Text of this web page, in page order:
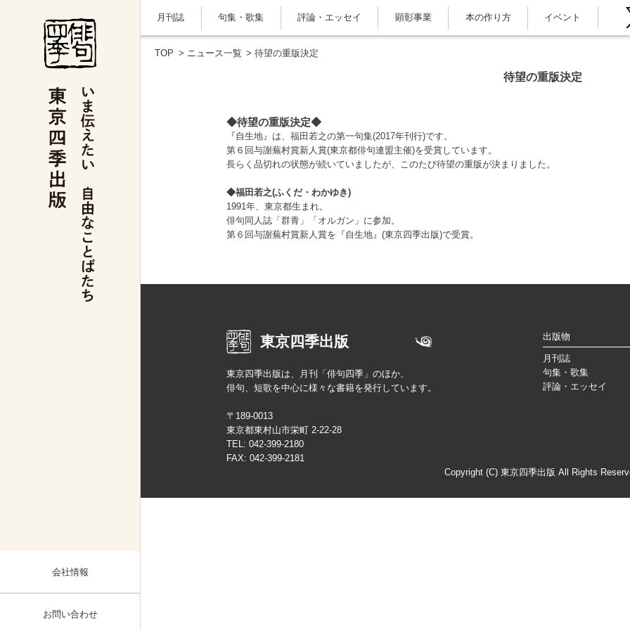
月刊誌 句集・歌集 評論・エッセイ 顕彰事業 本の作り方 イベント
会社情報
お問い合わせ
TOP > ニュース一覧 > 待望の重版決定
待望の重版決定
◆待望の重版決定◆
『自生地』は、福田若之の第一句集(2017年刊行)です。
第６回与謝蕪村賞新人賞(東京都俳句連盟主催)を受賞しています。
長らく品切れの状態が続いていましたが、このたび待望の重版が決まりました。
◆福田若之(ふくだ・わかゆき)
1991年、東京都生まれ。
俳句同人誌「群青」「オルガン」に参加。
第６回与謝蕪村賞新人賞を『自生地』(東京四季出版)で受賞。
東京四季出版
東京四季出版は、月刊「俳句四季」のほか、
俳句、短歌を中心に様々な書籍を発行しています。
〒189-0013
東京都東村山市栄町 2-22-28
TEL: 042-399-2180
FAX: 042-399-2181
出版物
月刊誌
句集・歌集
評論・エッセイ
Copyright (C) 東京四季出版 All Rights